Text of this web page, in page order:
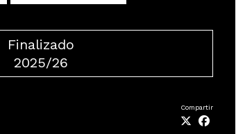
Finalizado
2025/26
Compartir